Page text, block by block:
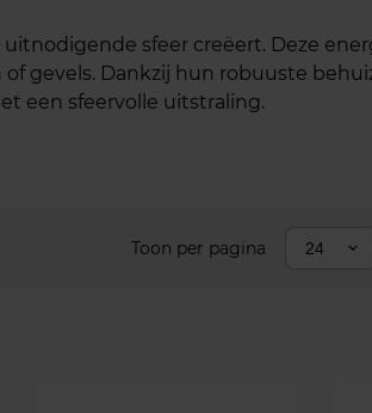
sfeer creëert. Deze
gevels. Dankzij hun robuuste
een sfeervolle uitstraling.
Toon per pagina 24